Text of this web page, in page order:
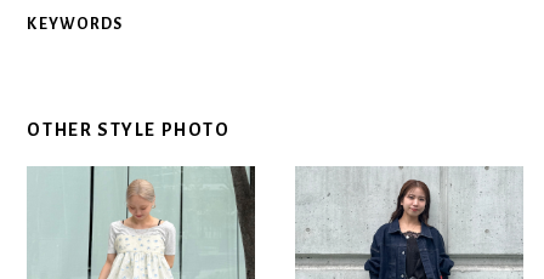
KEYWORDS
OTHER STYLE PHOTO